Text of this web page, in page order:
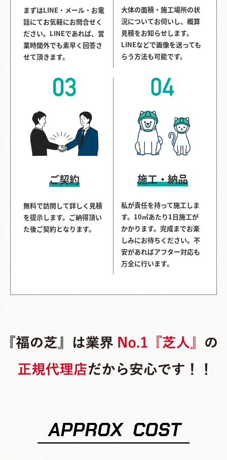
まずはLINE・メール・お電
話にてお気軽にお問合せく
ださい。LINEであれば、営
業時間外でも素早く回答さ
せて頂きます。
大体の面積・施工場所の状
況についてお伺いし、概算
見積をお知らせします。
LINEなどで画像を送っても
らう方法も可能です。
ご契約
無料で訪問して詳しく見積
を提示します。ご納得頂い
た後ご契約となります。
施工・納品
私が責任を持って施工しま
す。10㎡あたり1日施工が
かかります。完成までお楽
しみにお待ちください。不
安があればアフター対応も
万全に行います。